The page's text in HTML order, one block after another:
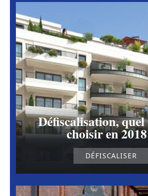
Défiscalisation,
choisir en
DÉFISCALISER